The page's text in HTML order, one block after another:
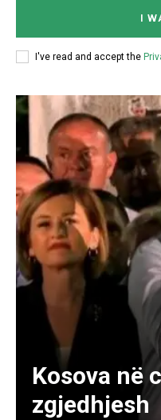
I
I've read and accept the
Kosova në
zgjedhjesh